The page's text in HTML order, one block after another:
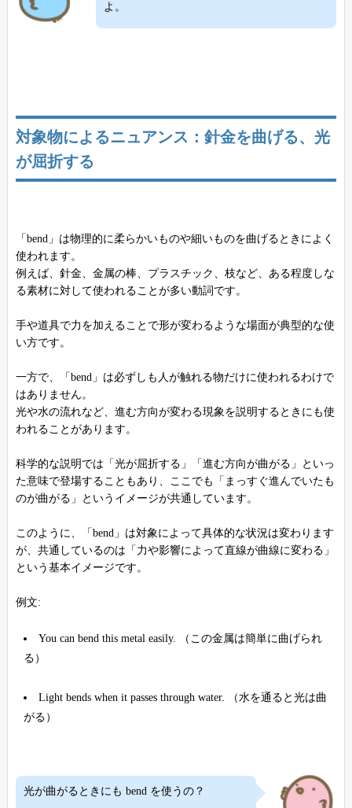
よ。
対象物によるニュアンス：針金を曲げる、光
が屈折する
「bend」は物理的に柔らかいものや細いものを曲げるときによく
使われます。
例えば、針金、金属の棒、プラスチック、枝など、ある程度しな
る素材に対して使われることが多い動詞です。
手や道具で力を加えることで形が変わるような場面が典型的な使
い方です。
一方で、「bend」は必ずしも人が触れる物だけに使われるわけで
はありません。
光や水の流れなど、進む方向が変わる現象を説明するときにも使
われることがあります。
科学的な説明では「光が屈折する」「進む方向が曲がる」といっ
た意味で登場することもあり、ここでも「まっすぐ進んでいたも
のが曲がる」というイメージが共通しています。
このように、「bend」は対象によって具体的な状況は変わります
が、共通しているのは「力や影響によって直線が曲線に変わる」
という基本イメージです。
例文:
You can bend this metal easily. （この金属は簡単に曲げられ
る）
Light bends when it passes through water. （水を通ると光は曲
がる）
光が曲がるときにも bend を使うの？